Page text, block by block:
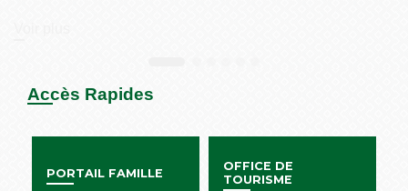
Accès Rapides
PORTAIL FAMILLE
OFFICE DE
TOURISME